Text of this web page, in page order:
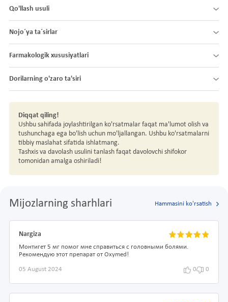
Qo'llash usuli
Nojo´ya ta´sirlar
Farmakologik xususiyatlari
Dorilarning o'zaro ta'siri
Diqqat qiling!
Ushbu sahifada joylashtirilgan ko'rsatmalar faqat ma'lumot olish va
tushunchaga ega bo'lish uchun mo'ljallangan. Ushbu ko'rsatmalarni
tibbiy maslahat sifatida ishlatmang.
Tashxis va davolash usulini tanlash faqat davolovchi shifokor
tomonidan amalga oshiriladi!
Mijozlarning sharhlari Hammasini ko'rsatish
Nargiza
Монтигет 5 мг помог мне справиться с головными болями.
Рекомендую этот препарат от Oxymed!
05 August 2024 0 0